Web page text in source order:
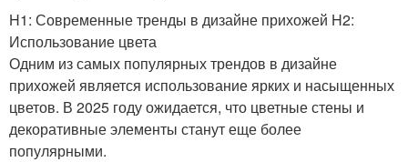
H1: Современные тренды в дизайне прихожей H2:
Использование цвета
Одним из самых популярных трендов в дизайне
прихожей является использование ярких и насыщенных
цветов. В 2025 году ожидается, что цветные стены и
декоративные элементы станут еще более
популярными.